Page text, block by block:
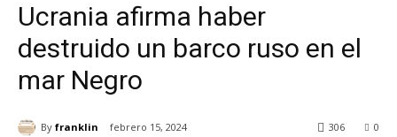
Ucrania afirma haber
destruido un barco ruso en el
mar Negro
By franklin febrero 15, 2024 0
306